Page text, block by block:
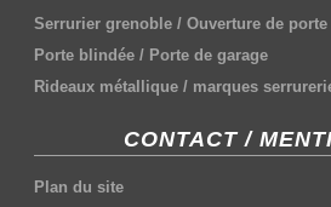
Serrurier grenoble /Ouverture de porte
Porte blindée / Porte de garage
Rideaux métallique / marques
CONTACT /
Plan du site